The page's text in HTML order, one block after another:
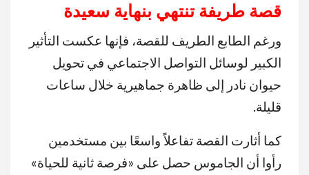
قصة طريفة تنتهي بنهاية سعيدة
ورغم الطابع الطريف للقصة، فإنها عكست التأثير
الكبير لوسائل التواصل الاجتماعي في تحويل
حيوان نادر إلى ظاهرة جماهيرية خلال ساعات
قليلة.
كما أثارت القصة تفاعلاً واسعًا بين مستخدمين
رأوا أن الجاموس حصل على «فرصة ثانية للحياة»